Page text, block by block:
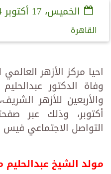
الخميس، 17 أكتوبر 2024
القاهرة
احيا مركز الأزهر
وفاة الدكتور
أكتوبر، وذلك عبر
التواصل الاجتماعي
مولد الشيخ